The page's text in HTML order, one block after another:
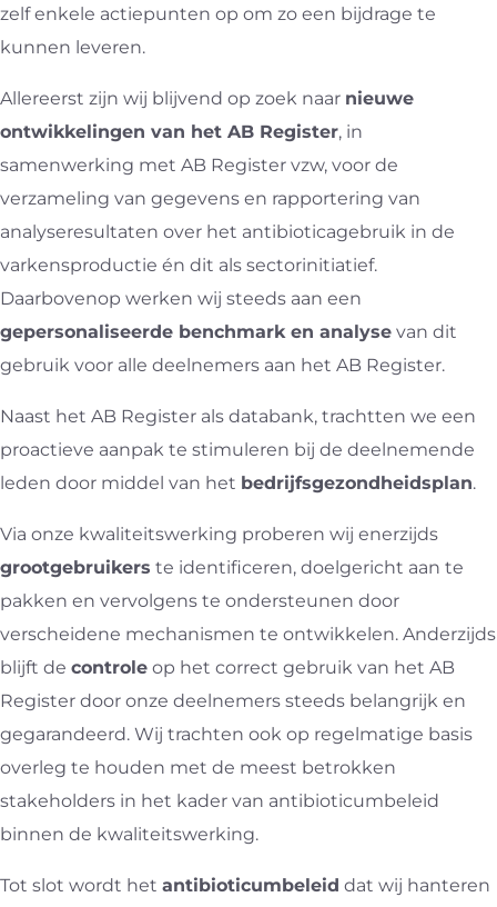
zelf enkele actiepunten op om zo een bijdrage te
kunnen leveren.
Allereerst zijn wij blijvend op zoek naar nieuwe
ontwikkelingen van het AB Register, in
samenwerking met AB Register vzw, voor de
verzameling van gegevens en rapportering van
analyseresultaten over het antibioticagebruik in de
varkensproductie én dit als sectorinitiatief.
Daarbovenop werken wij steeds aan een
gepersonaliseerde benchmark en analyse van dit
gebruik voor alle deelnemers aan het AB Register.
Naast het AB Register als databank, trachtten we een
proactieve aanpak te stimuleren bij de deelnemende
leden door middel van het bedrijfsgezondheidsplan.
Via onze kwaliteitswerking proberen wij enerzijds
grootgebruikers te identificeren, doelgericht aan te
pakken en vervolgens te ondersteunen door
verscheidene mechanismen te ontwikkelen. Anderzijds
blijft de controle op het correct gebruik van het AB
Register door onze deelnemers steeds belangrijk en
gegarandeerd. Wij trachten ook op regelmatige basis
overleg te houden met de meest betrokken
stakeholders in het kader van antibioticumbeleid
binnen de kwaliteitswerking.
Tot slot wordt het antibioticumbeleid dat wij hanteren